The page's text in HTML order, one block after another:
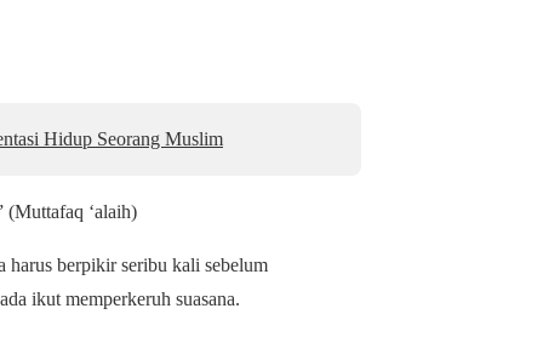
Hidup Seorang Muslim
(Muttafaq ‘alaih)
harus berpikir seribu kali sebelum
ikut memperkeruh suasana.